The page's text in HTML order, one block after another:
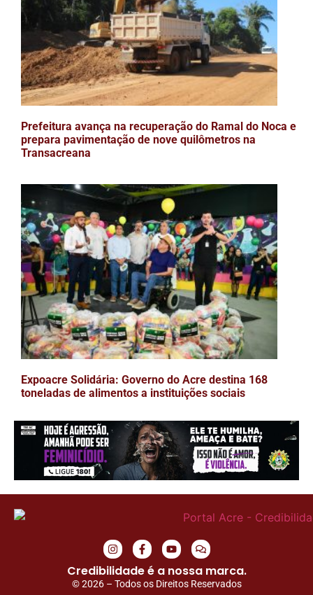
Prefeitura avança na recuperação do Ramal do Noca e
prepara pavimentação de nove quilômetros na
Transacreana
Expoacre Solidária: Governo do Acre destina 168
toneladas de alimentos a instituições sociais
Credibilidade é a nossa marca.
© 2026 – Todos os Direitos Reservados